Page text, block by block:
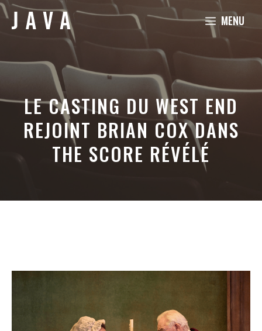
Aller
MENU
LE CASTING DU WEST END
REJOINT BRIAN COX DANS
THE SCORE RÉVÉLÉ